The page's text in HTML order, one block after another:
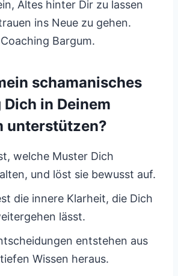
Altes hinter Dir zu lassen
ins Neue zu gehen.
Bargum.
schamanisches
in Deinem
unterstützen?
welche Muster Dich
und löst sie bewusst auf.
die innere Klarheit, die Dich
lässt.
entstehen aus
Wissen heraus.